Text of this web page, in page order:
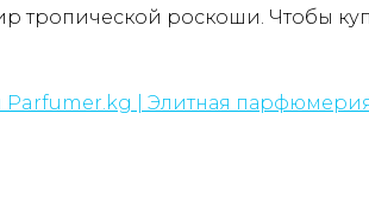
тропической роскоши. Чтобы